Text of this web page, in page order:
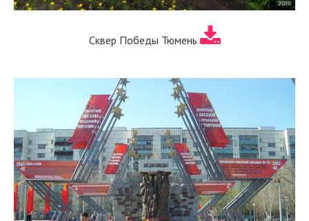
Сквер Победы Тюмень